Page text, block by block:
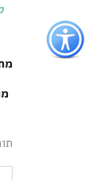
כפתור
לפתיחת
תפריט
נגישות